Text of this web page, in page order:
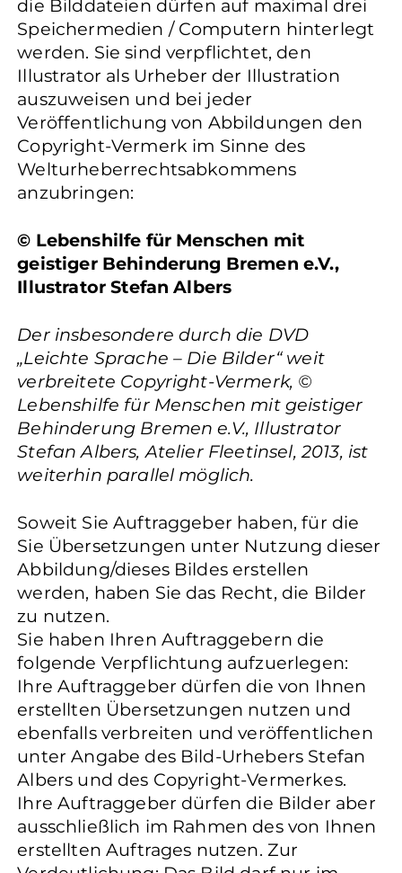
die Bilddateien dürfen auf maximal drei
Speichermedien / Computern hinterlegt
werden. Sie sind verpflichtet, den
Illustrator als Urheber der Illustration
auszuweisen und bei jeder
Veröffentlichung von Abbildungen den
Copyright-Vermerk im Sinne des
Welturheberrechtsabkommens
anzubringen:
© Lebenshilfe für Menschen mit
geistiger Behinderung Bremen e.V.,
Illustrator Stefan Albers
Der insbesondere durch die DVD
„Leichte Sprache – Die Bilder“ weit
verbreitete Copyright-Vermerk, ©
Lebenshilfe für Menschen mit geistiger
Behinderung Bremen e.V., Illustrator
Stefan Albers, Atelier Fleetinsel, 2013, ist
weiterhin parallel möglich.
Soweit Sie Auftraggeber haben, für die
Sie Übersetzungen unter Nutzung dieser
Abbildung/dieses Bildes erstellen
werden, haben Sie das Recht, die Bilder
zu nutzen.
Sie haben Ihren Auftraggebern die
folgende Verpflichtung aufzuerlegen:
Ihre Auftraggeber dürfen die von Ihnen
erstellten Übersetzungen nutzen und
ebenfalls verbreiten und veröffentlichen
unter Angabe des Bild-Urhebers Stefan
Albers und des Copyright-Vermerkes.
Ihre Auftraggeber dürfen die Bilder aber
ausschließlich im Rahmen des von Ihnen
erstellten Auftrages nutzen. Zur